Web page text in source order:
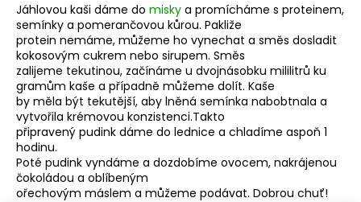
Jáhlovou kaši dáme do misky a promícháme s proteinem,
semínky a pomerančovou kůrou. Pakliže
protein nemáme, můžeme ho vynechat a směs dosladit
kokosovým cukrem nebo sirupem. Směs
zalijeme tekutinou, začínáme u dvojnásobku mililitrů ku
gramům kaše a případně můžeme dolít. Kaše
by měla být tekutější, aby lněná semínka nabobtnala a
vytvořila krémovou konzistenci.Takto
připravený pudink dáme do lednice a chladíme aspoň 1
hodinu.
Poté pudink vyndáme a dozdobíme ovocem, nakrájenou
čokoládou a oblíbeným
ořechovým máslem a můžeme podávat. Dobrou chuť!